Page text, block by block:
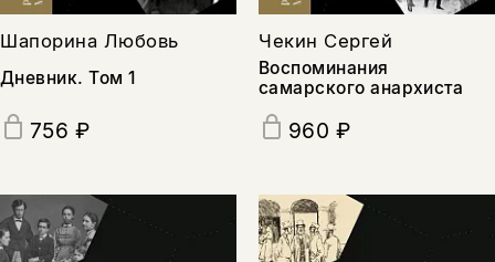
Шапорина Любовь
Дневник. Том 1
756 ₽
Чекин Сергей
Воспоминания
самарского анархиста
960 ₽